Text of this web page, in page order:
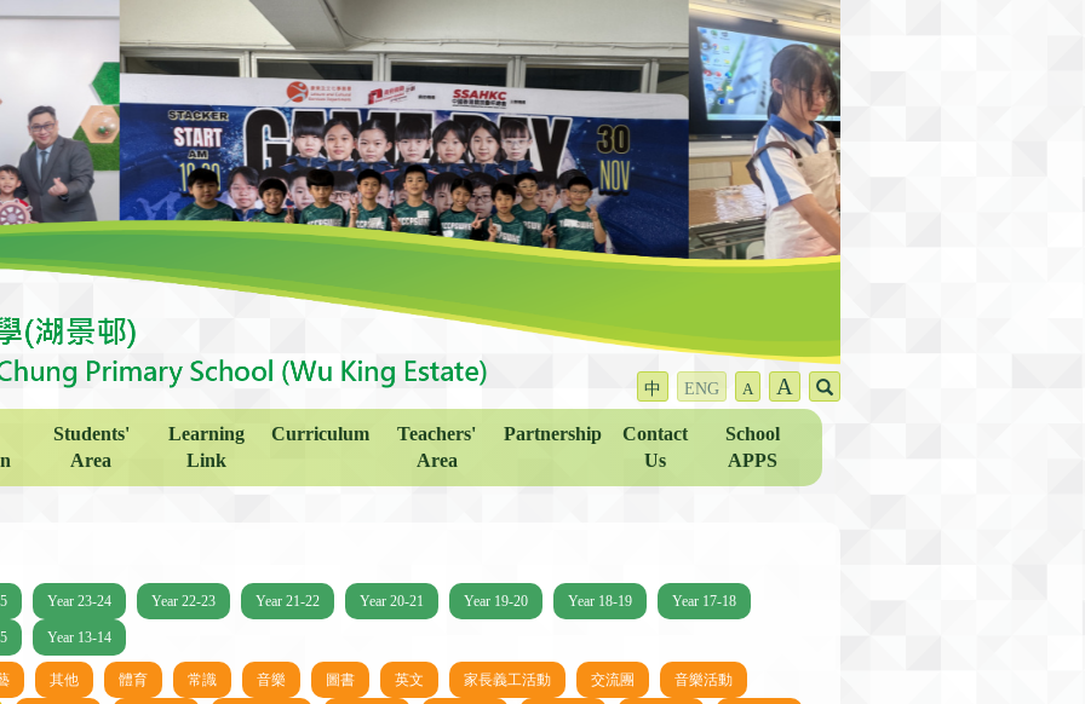
中 ENG A A
Students'
Area
Learning
Link
Curriculum
Teachers'
Area
Partnership
Contact
Us
School
APPS
Year 23-24 Year 22-23 Year 21-22 Year 20-21 Year 19-20 Year 18-19 Year 17-18
Year 13-14
其他 體育 常識 音樂 圖書 英文 家長義工活動 交流團 音樂活動